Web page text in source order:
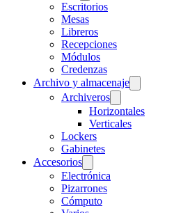
Escritorios
Mesas
Libreros
Recepciones
Módulos
Credenzas
Archivo y almacenaje
Archiveros
Horizontales
Verticales
Lockers
Gabinetes
Accesorios
Electrónica
Pizarrones
Cómputo